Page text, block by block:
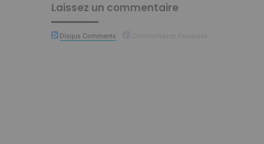
Laissez un commentaire
Disqus Comments